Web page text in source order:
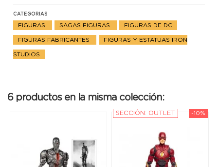
CATEGORIAS
FIGURAS SAGAS FIGURAS FIGURAS DE DC
FIGURAS FABRICANTES FIGURAS Y ESTATUAS IRON
STUDIOS
6 productos en la misma colección:
-10%
SECCIÓN: OUTLET